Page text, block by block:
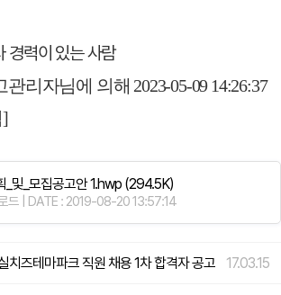
경력이 있는 사람
리자님에 의해 2023-05-09 14:26:37
]
_및_모집공고안 1.hwp (294.5K)
드 | DATE : 2019-08-20 13:57:14
치즈테마파크 직원 채용 1차 합격자 공고 17.03.15